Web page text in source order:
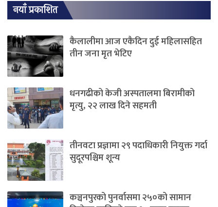
नयाँ प्रकाशित
कैलालीमा आज एकैदिन दुई महिलासहित
तीन जना मृत भेटिए
धनगढीको केजी अस्पतालमा बिरामीको
मृत्यु, २२ लाख दिने सहमती
तीनवटा प्रज्ञामा २९ पदाधिकारी नियुक्त गर्दा
सुदूरपश्चिम शून्य
कञ्चनपुरको पुनर्वासमा २५०को सामान